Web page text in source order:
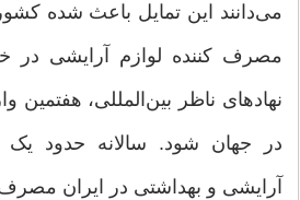
می‌دانند این تمایل باعث شده
مصرف کننده لوازم آرایشی در
نهادهای ناظر بین‌المللی، هفتمین
در جهان شود. سالانه حدود یک
آرایشی و بهداشتی در ایران